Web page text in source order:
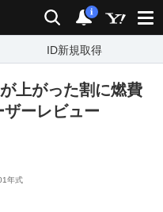
検索 通知
i
ID新規取得
上がった割に燃費
ーレビュー
年式